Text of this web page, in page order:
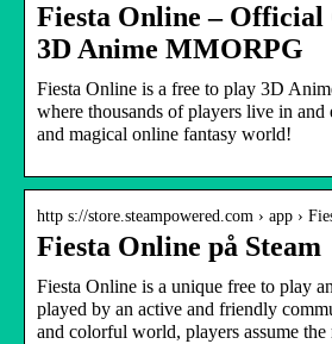
Fiesta Online – Official
3D Anime MMORPG
Fiesta Online is a free to play 3D
where thousands of players live in
and magical online fantasy world!
http s://store.steampowered.com › app ›
Fiesta Online på Steam
Fiesta Online is a unique free to play
played by an active and friendly
and colorful world, players assume